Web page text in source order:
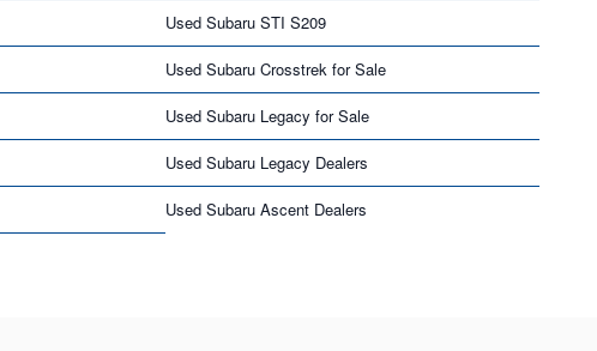
Used Subaru STI S209
Used Subaru Crosstrek for Sale
Used Subaru Legacy for Sale
Used Subaru Legacy Dealers
Used Subaru Ascent Dealers